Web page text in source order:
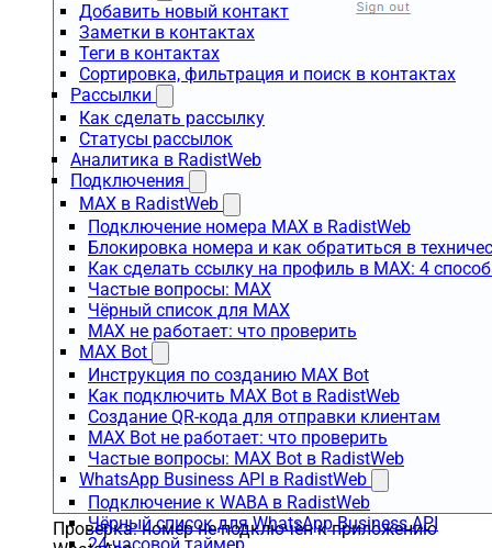
Добавить новый контакт
Заметки в контактах
Теги в контактах
Сортировка, фильтрация и поиск в контактах
Рассылки
Как сделать рассылку
Статусы рассылок
Аналитика в RadistWeb
Подключения
MAX в RadistWeb
Подключение номера MAX в RadistWeb
Блокировка номера и как обратиться в
Как сделать ссылку на профиль в MAX: 4
Частые вопросы: MAX
Чёрный список для MAX
MAX не работает: что проверить
MAX Bot
Инструкция по созданию MAX Bot
Как подключить MAX Bot в RadistWeb
Создание QR-кода для отправки клиентам
MAX Bot не работает: что проверить
Частые вопросы: MAX Bot в RadistWeb
WhatsApp Business API в RadistWeb
Подключение к WABA в RadistWeb
Чёрный список для WhatsApp Business API
Проверка: номер не подключён к приложению